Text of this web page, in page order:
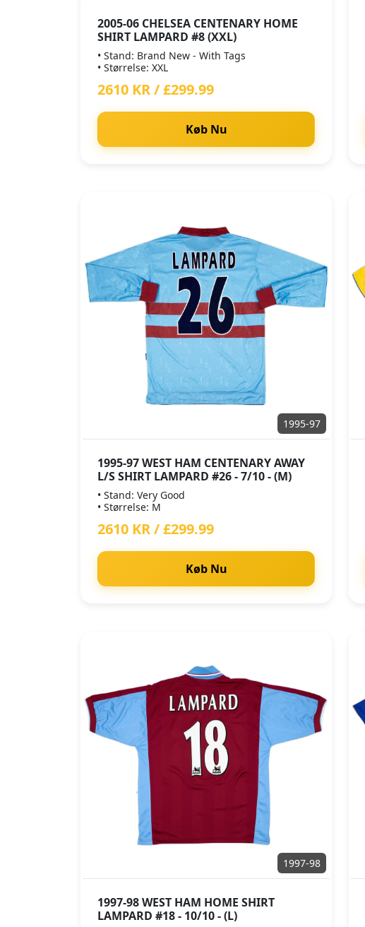
2005-06 CHELSEA CENTENARY HOME
SHIRT LAMPARD #8 (XXL)
• Stand: Brand New - With Tags
• Størrelse: XXL
2610 KR / £299.99
Køb Nu
1995-97
1995-97 WEST HAM CENTENARY AWAY
L/S SHIRT LAMPARD #26 - 7/10 - (M)
• Stand: Very Good
• Størrelse: M
2610 KR / £299.99
Køb Nu
1997-98
1997-98 WEST HAM HOME SHIRT
LAMPARD #18 - 10/10 - (L)